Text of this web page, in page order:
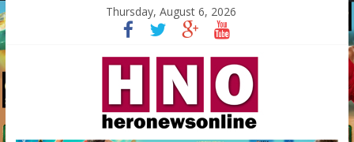
Thursday, August 6, 2026